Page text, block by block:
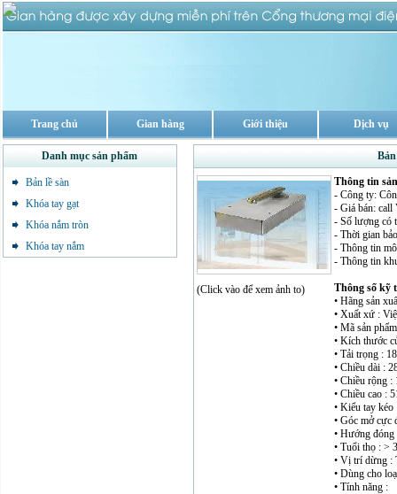
Trang chủ Gian hàng Giới thiệu Dịch vụ
Danh mục sản phẩm
Bản lề sàn
Khóa tay gạt
Khóa nắm tròn
Khóa tay nắm
(Click vào để xem ảnh to)
Thông tin
- Công ty:
- Giá bán:
- Số lượng có
- Thời gian
- Thông tin
- Thông tin
Thông số kỹ
• Hãng sản
• Xuất xứ :
• Mã sản
• Kích thước
• Tải trọng :
• Chiều dài :
• Chiều rộng :
• Chiều cao :
• Kiểu tay
• Góc mở cực
• Hướng
• Tuổi thọ : >
• Vị trí dừng :
• Dùng cho
• Tính năng :